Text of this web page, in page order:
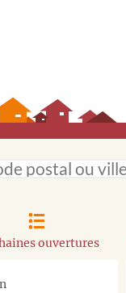
ouvertures